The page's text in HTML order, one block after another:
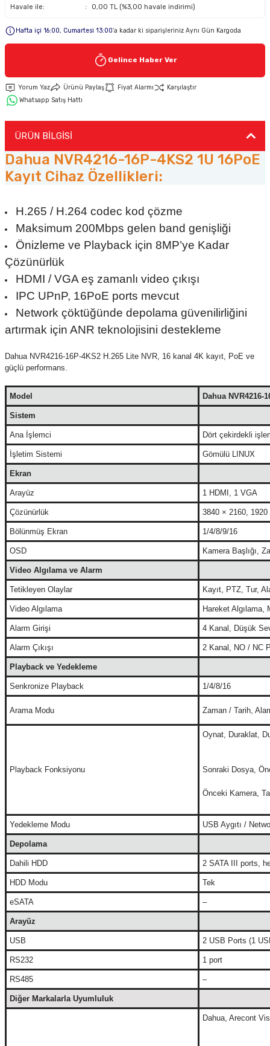
Keypad-Tuş Takımı Ürünler
Hırsız Alarm Aksesuarlar
Havale ile:
0,00 TL (%3,00 havale indirimi)
Hafta içi 16:00, Cumartesi 13:00’a kadar ki siparişleriniz Aynı Gün Kargoda
Gelince Haber Ver
Yorum Yaz Ürünü Paylaş Fiyat Alarmı
Karşılaştır
Whatsapp Satış Hattı
ÜRÜN BİLGİSİ
Dahua NVR4216-16P-4KS2 1U 16PoE
Kayıt Cihaz Özellikleri:
H.265 / H.264 codec kod çözme
Maksimum 200Mbps gelen band genişliği
Önizleme ve Playback için 8MP’ye Kadar
Çözünürlük
HDMI / VGA eş zamanlı video çıkışı
IPC UPnP, 16PoE ports mevcut
Network çöktüğünde depolama güvenilirliğini
artırmak için ANR teknolojisini destekleme
Dahua NVR4216-16P-4KS2 H.265 Lite NVR, 16 kanal 4K kayıt, PoE ve
güçlü performans.
Model Dahua NVR4216-
Sistem
Ana İşlemci Dört çekirdekli
İşletim Sistemi Gömülü LINUX
Ekran
Arayüz 1 HDMI, 1 VGA
Çözünürlük 3840 × 2160,
Bölünmüş Ekran 1/4/8/9/16
OSD Kamera Başlığı,
Video Algılama ve Alarm
Tetikleyen Olaylar Kayıt, PTZ, Tur,
Video Algılama Hareket
Alarm Girişi 4 Kanal, Düşük
Alarm Çıkışı 2 Kanal, NO / NC
Playback ve Yedekleme
Senkronize Playback 1/4/8/16
Arama Modu Zaman / Tarih,
Playback Fonksiyonu
Oynat, Duraklat,
Sonraki Dosya,
Önceki Kamera,
Yedekleme Modu USB Aygıtı /
Depolama
Dahili HDD 2 SATA III ports,
HDD Modu Tek
eSATA –
Arayüz
USB 2 USB Ports (1
RS232 1 port
RS485 –
Diğer Markalarla Uyumluluk
Dahua, Arecont